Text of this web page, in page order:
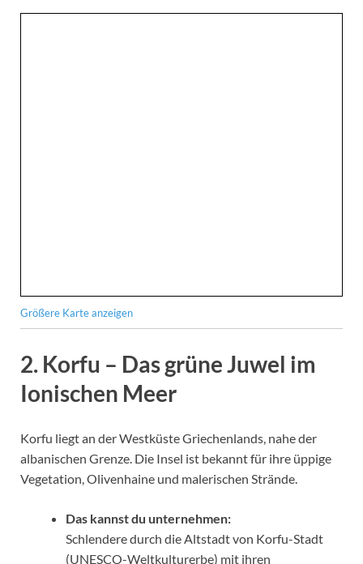
Größere Karte anzeigen
2. Korfu – Das grüne Juwel im
Ionischen Meer
Korfu liegt an der Westküste Griechenlands, nahe der
albanischen Grenze. Die Insel ist bekannt für ihre üppige
Vegetation, Olivenhaine und malerischen Strände.
Das kannst du unternehmen:
Schlendere durch die Altstadt von Korfu-Stadt
(UNESCO-Weltkulturerbe) mit ihren